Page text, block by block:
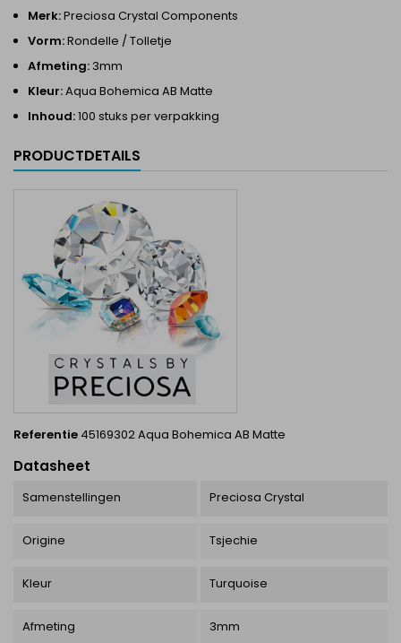
Merk:Preciosa Crystal Components
Vorm:Rondelle / Tolletje
Afmeting: 3mm
Kleur:Aqua Bohemica AB Matte
Inhoud:100 stuks per verpakking
PRODUCTDETAILS
Referentie 45169302 Aqua Bohemica AB Matte
Datasheet
Samenstellingen Preciosa Crystal
Origine Tsjechie
Kleur Turquoise
Afmeting 3mm